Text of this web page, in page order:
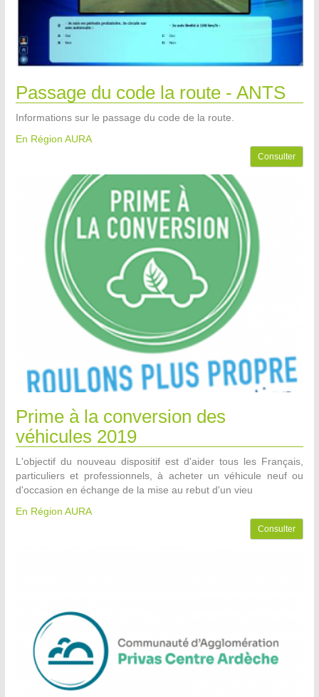
Passage du code la route - ANTS
Informations sur le passage du code de la route.
En Région AURA
Consulter
Prime à la conversion des
véhicules 2019
L'objectif du nouveau dispositif est d'aider tous les Français,
particuliers et professionnels, à acheter un véhicule neuf ou
d'occasion en échange de la mise au rebut d'un vieu
En Région AURA
Consulter